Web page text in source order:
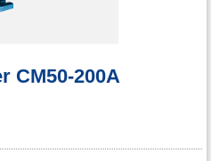
CM50-200A